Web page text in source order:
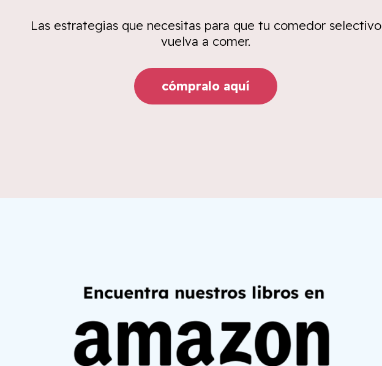
Las estrategias que necesitas para que tu comedor selectivo
vuelva a comer.
cómpralo aquí